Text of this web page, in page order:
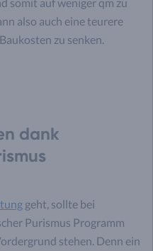
also auch eine teurere
zu senken.
dank
geht, sollte bei
Purismus Programm
stehen. Denn ein